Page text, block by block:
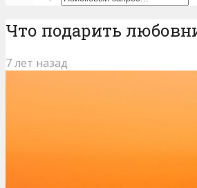
Что подарить
7 лет назад